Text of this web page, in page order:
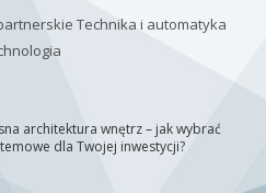
Technika i automatyka
architektura wnętrz – jak wybrać
dla Twojej inwestycji?